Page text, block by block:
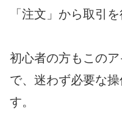
「注文」から取引
初心者の方もこの
で、迷わず必要な
す。